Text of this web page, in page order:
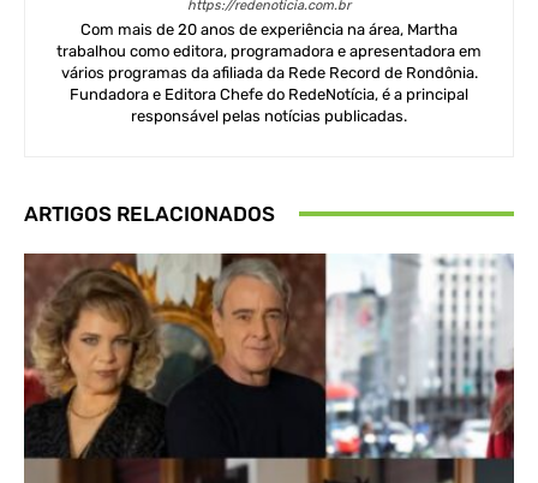
https://redenoticia.com.br
Com mais de 20 anos de experiência na área, Martha
trabalhou como editora, programadora e apresentadora em
vários programas da afiliada da Rede Record de Rondônia.
Fundadora e Editora Chefe do RedeNotícia, é a principal
responsável pelas notícias publicadas.
ARTIGOS RELACIONADOS